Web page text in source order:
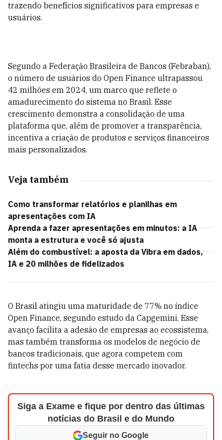
trazendo benefícios significativos para empresas e
usuários.
Segundo a Federação Brasileira de Bancos (Febraban),
o número de usuários do Open Finance ultrapassou
42 milhões em 2024, um marco que reflete o
amadurecimento do sistema no Brasil. Esse
crescimento demonstra a consolidação de uma
plataforma que, além de promover a transparência,
incentiva a criação de produtos e serviços financeiros
mais personalizados.
Veja também
Como transformar relatórios e planilhas em
apresentações com IA
Aprenda a fazer apresentações em minutos: a IA
monta a estrutura e você só ajusta
Além do combustível: a aposta da Vibra em dados,
IA e 20 milhões de fidelizados
O Brasil atingiu uma maturidade de 77% no índice
Open Finance, segundo estudo da Capgemini. Esse
avanço facilita a adesão de empresas ao ecossistema,
mas também transforma os modelos de negócio de
bancos tradicionais, que agora competem com
fintechs por uma fatia desse mercado inovador.
Siga a Exame e fique por dentro das últimas
notícias do Brasil e do Mundo
Seguir no Google